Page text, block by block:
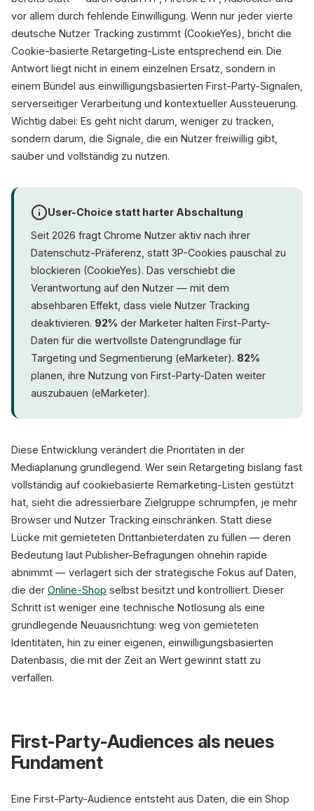
vor allem durch fehlende Einwilligung. Wenn nur jeder vierte
deutsche Nutzer Tracking zustimmt (CookieYes), bricht die
Cookie-basierte Retargeting-Liste entsprechend ein. Die
Antwort liegt nicht in einem einzelnen Ersatz, sondern in
einem Bündel aus einwilligungsbasierten First-Party-Signalen,
serverseitiger Verarbeitung und kontextueller Aussteuerung.
Wichtig dabei: Es geht nicht darum, weniger zu tracken,
sondern darum, die Signale, die ein Nutzer freiwillig gibt,
sauber und vollständig zu nutzen.
User-Choice statt harter Abschaltung
Seit 2026 fragt Chrome Nutzer aktiv nach ihrer
Datenschutz-Präferenz, statt 3P-Cookies pauschal zu
blockieren (CookieYes). Das verschiebt die
Verantwortung auf den Nutzer — mit dem
absehbaren Effekt, dass viele Nutzer Tracking
deaktivieren. 92% der Marketer halten First-Party-
Daten für die wertvollste Datengrundlage für
Targeting und Segmentierung (eMarketer). 82%
planen, ihre Nutzung von First-Party-Daten weiter
auszubauen (eMarketer).
Diese Entwicklung verändert die Prioritäten in der
Mediaplanung grundlegend. Wer sein Retargeting bislang fast
vollständig auf cookiebasierte Remarketing-Listen gestützt
hat, sieht die adressierbare Zielgruppe schrumpfen, je mehr
Browser und Nutzer Tracking einschränken. Statt diese
Lücke mit gemieteten Drittanbieterdaten zu füllen — deren
Bedeutung laut Publisher-Befragungen ohnehin rapide
abnimmt — verlagert sich der strategische Fokus auf Daten,
die der Online-Shop selbst besitzt und kontrolliert. Dieser
Schritt ist weniger eine technische Notlösung als eine
grundlegende Neuausrichtung: weg von gemieteten
Identitäten, hin zu einer eigenen, einwilligungsbasierten
Datenbasis, die mit der Zeit an Wert gewinnt statt zu
verfallen.
First-Party-Audiences als neues
Fundament
Eine First-Party-Audience entsteht aus Daten, die ein Shop